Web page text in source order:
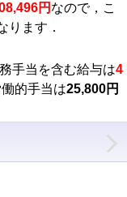
円 なので，こ
ります．
手当を含む給与は4
的手当は25,800円